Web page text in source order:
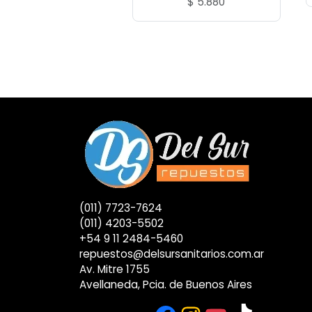
(011) 7723-7624
(011) 4203-5502
+54 9 11 2484-5460
repuestos@delsursanitarios.com.ar
Av. Mitre 1755
Avellaneda, Pcia. de Buenos Aires